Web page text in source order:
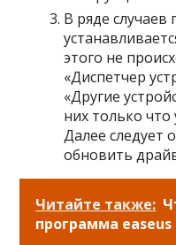
В ряде
этого не
«Диспетчер
«Другие
них только
Далее следует
обновить
Читайте также:
программа easeus